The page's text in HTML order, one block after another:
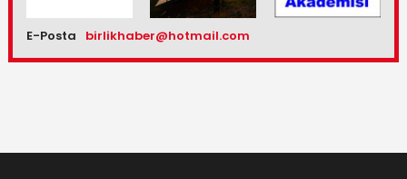
E-Posta birlikhaber@hotmail.com